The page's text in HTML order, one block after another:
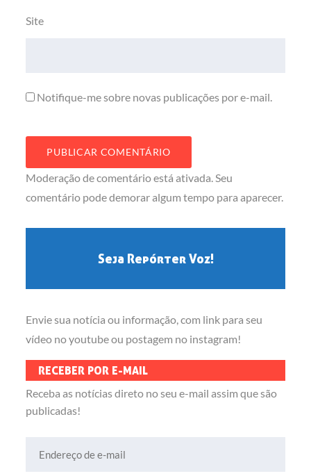
Site
Notifique-me sobre novas publicações por e-mail.
Moderação de comentário está ativada. Seu
comentário pode demorar algum tempo para aparecer.
Seja Repórter Voz!
Envie sua notícia ou informação, com link para seu
vídeo no youtube ou postagem no instagram!
RECEBER POR E-MAIL
Receba as notícias direto no seu e-mail assim que são
publicadas!